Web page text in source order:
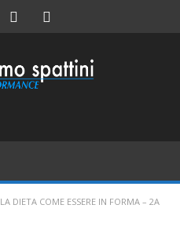
LA DIETA COME ESSERE IN FORMA – 2A